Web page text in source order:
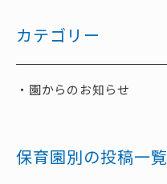
カテゴリー
園からのお知らせ
保育園別の投稿一覧